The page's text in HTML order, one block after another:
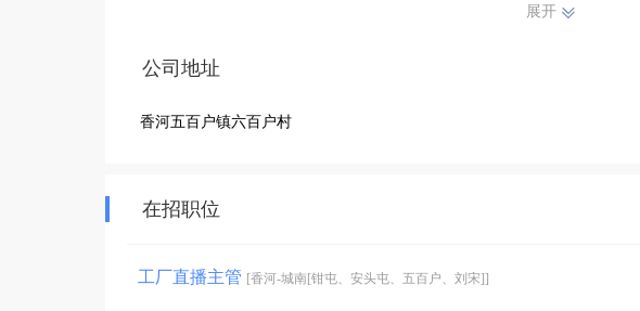
多年来，我们凭借出色的产品质量和良好的服务口碑，赢得了众多客户的
展开
公司地址
香河五百户镇六百户村
在招职位
工厂直播主管 [香河-城南[钳屯、安头屯、五百户、刘宋]]